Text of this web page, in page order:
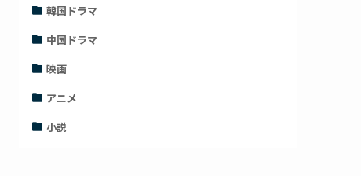
韓国ドラマ
中国ドラマ
映画
アニメ
小説